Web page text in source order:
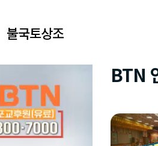
불국토상조
BTN